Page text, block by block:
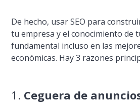
De hecho, usar SEO para
tu empresa y el conocimiento de
fundamental incluso en las
económicas. Hay 3 razones
1. Ceguera de